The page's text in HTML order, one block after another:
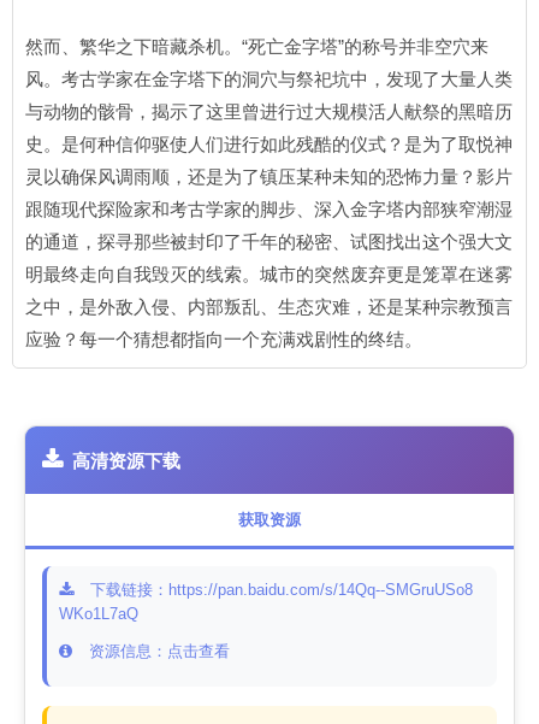
然而、繁华之下暗藏杀机。“死亡金字塔”的称号并非空穴来
风。考古学家在金字塔下的洞穴与祭祀坑中，发现了大量人类
与动物的骸骨，揭示了这里曾进行过大规模活人献祭的黑暗历
史。是何种信仰驱使人们进行如此残酷的仪式？是为了取悦神
灵以确保风调雨顺，还是为了镇压某种未知的恐怖力量？影片
跟随现代探险家和考古学家的脚步、深入金字塔内部狭窄潮湿
的通道，探寻那些被封印了千年的秘密、试图找出这个强大文
明最终走向自我毁灭的线索。城市的突然废弃更是笼罩在迷雾
之中，是外敌入侵、内部叛乱、生态灾难，还是某种宗教预言
应验？每一个猜想都指向一个充满戏剧性的终结。
高清资源下载
获取资源
下载链接：https://pan.baidu.com/s/14Qq--SMGruUSo8
WKo1L7aQ
资源信息：点击查看